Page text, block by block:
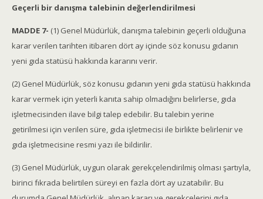
Geçerli bir danışma talebinin değerlendirilmesi
MADDE 7- (1) Genel Müdürlük, danışma talebinin geçerli olduğuna
karar verilen tarihten itibaren dört ay içinde söz konusu gıdanın
yeni gıda statüsü hakkında kararını verir.
(2) Genel Müdürlük, söz konusu gıdanın yeni gıda statüsü hakkında
karar vermek için yeterli kanıta sahip olmadığını belirlerse, gıda
işletmecisinden ilave bilgi talep edebilir. Bu talebin yerine
getirilmesi için verilen süre, gıda işletmecisi ile birlikte belirlenir ve
gıda işletmecisine resmi yazı ile bildirilir.
(3) Genel Müdürlük, uygun olarak gerekçelendirilmiş olması şartıyla,
birinci fıkrada belirtilen süreyi en fazla dört ay uzatabilir. Bu